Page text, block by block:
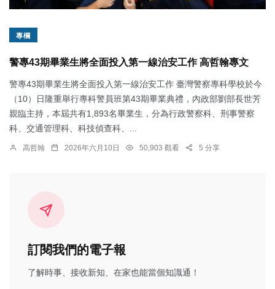
專欄
警專43期畢業生將全面投入第一線治安工作 高哲翰專文
警專43期畢業生將全面投入第一線治安工作 臺灣警察專科學校於今
（10）日隆重舉行專科警員班第43期畢業典禮，內政部劉部長世芳
親臨主持，本屆共有1,893名畢業生，分為行政警察科、刑事警察
科、交通管理科、科技偵查科、...
高哲翰 2026年六月10日 50,903 觀看 5 分享
訂閱我們的電子報
了解時事、接收新知、在家也能當個知識通！